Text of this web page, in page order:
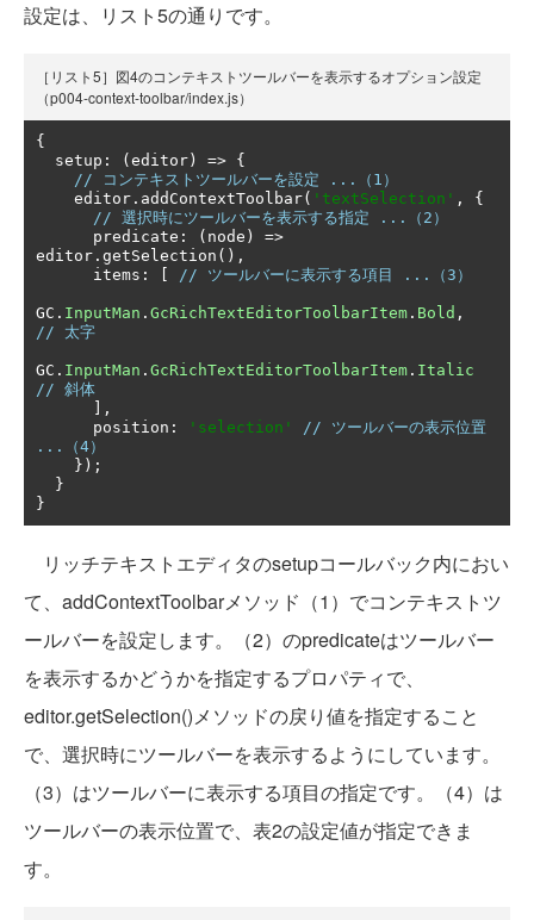
設定は、リスト5の通りです。
［リスト5］図4のコンテキストツールバーを表示するオプション設定
（p004-context-toolbar/index.js）
{
  setup
: ( editor ) => {
// コンテキストツールバーを設定 ...（1）
    editor
. addContextToolbar( 'textSelection' ,
{
// 選択時にツールバーを表示する指定 ...（2）
      predicate
: ( node )
=>
editor . getSelection (),
      items
: // ツールバーに表示する項目 ...（3）
GC . InputMan . GcRichTextEditorToolbarItem . Bold ,
// 太字
GC . InputMan . GcRichTextEditorToolbarItem . Italic
// 斜体
],
      position
: 'selection'
// ツールバーの表示位置
...（4）
});
}
}
リッチテキストエディタのsetupコールバック内におい
て、addContextToolbarメソッド（1）でコンテキストツ
ールバーを設定します。（2）のpredicateはツールバー
を表示するかどうかを指定するプロパティで、
editor.getSelection()メソッドの戻り値を指定すること
で、選択時にツールバーを表示するようにしています。
（3）はツールバーに表示する項目の指定です。（4）は
ツールバーの表示位置で、表2の設定値が指定できま
す。